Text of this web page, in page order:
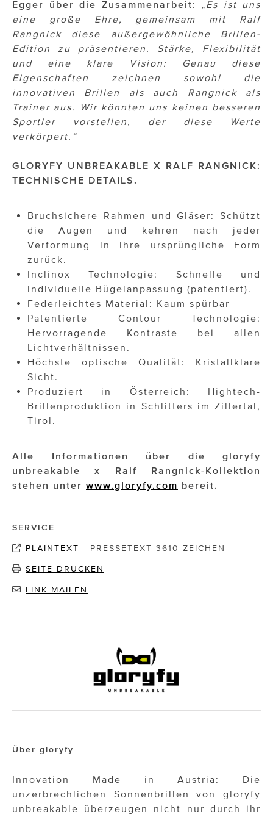
Egger über die Zusammenarbeit: „Es ist uns
eine große Ehre, gemeinsam mit Ralf
Rangnick diese außergewöhnliche Brillen-
Edition zu präsentieren. Stärke, Flexibilität
und eine klare Vision: Genau diese
Eigenschaften zeichnen sowohl die
innovativen Brillen als auch Rangnick als
Trainer aus. Wir könnten uns keinen besseren
Sportler vorstellen, der diese Werte
verkörpert.“
GLORYFY UNBREAKABLE X RALF RANGNICK:
TECHNISCHE DETAILS.
Bruchsichere Rahmen und Gläser: Schützt
die Augen und kehren nach jeder
Verformung in ihre ursprüngliche Form
zurück.
Inclinox Technologie: Schnelle und
individuelle Bügelanpassung (patentiert).
Federleichtes Material: Kaum spürbar
Patentierte Contour Technologie:
Hervorragende Kontraste bei allen
Lichtverhältnissen.
Höchste optische Qualität: Kristallklare
Sicht.
Produziert in Österreich: Hightech-
Brillenproduktion in Schlitters im Zillertal,
Tirol.
Alle Informationen über die gloryfy
unbreakable x Ralf Rangnick-Kollektion
stehen unter www.gloryfy.com bereit.
SERVICE
PLAINTEXT - PRESSETEXT 3610 ZEICHEN
SEITE DRUCKEN
LINK MAILEN
Über gloryfy
Innovation Made in Austria: Die
unzerbrechlichen Sonnenbrillen von gloryfy
unbreakable überzeugen nicht nur durch ihr